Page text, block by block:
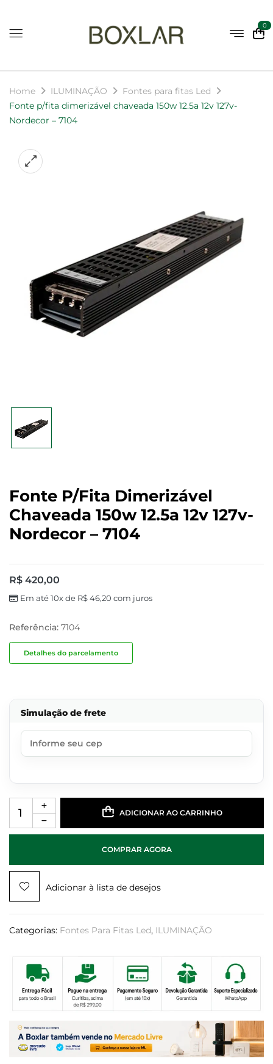
0
Home ILUMINAÇÃO
Fontes para fitas Led
Fonte p/fita dimerizável chaveada 150w 12.5a 12v 127v-
Nordecor – 7104
Fonte P/fita Dimerizável
Chaveada 150w 12.5a 12v 127v-
Nordecor – 7104
R$ 420,00
Em até 10x de R$46,20 com juros
Referência: 7104
Detalhes do parcelamento
Simulação de frete
ADICIONAR AO CARRINHO
COMPRAR AGORA
Adicionar à lista de desejos
Categorias: Fontes Para Fitas Led, ILUMINAÇÃO